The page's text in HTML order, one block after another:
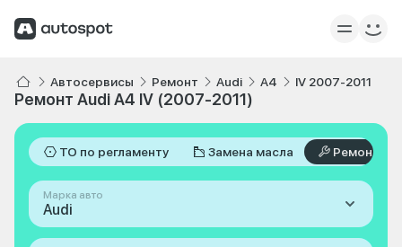
Автосервисы Ремонт Audi A4 IV 2007-2011
Ремонт Audi A4 IV (2007-2011)
ТО по регламенту Замена масла Ремонт
Марка авто
Audi